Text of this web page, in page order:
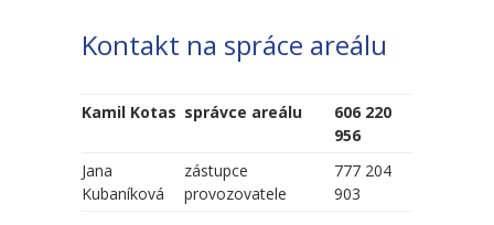
-- Školní řád ZŠ
Mateřská škola
Kontakt na spráce areálu
Kamil Kotas správce areálu
606 220
956
Jana
Kubaníková
zástupce
provozovatele
777 204
903